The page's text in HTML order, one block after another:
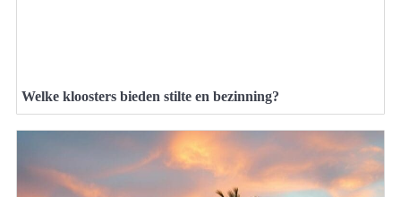
Welke kloosters bieden stilte en bezinning?